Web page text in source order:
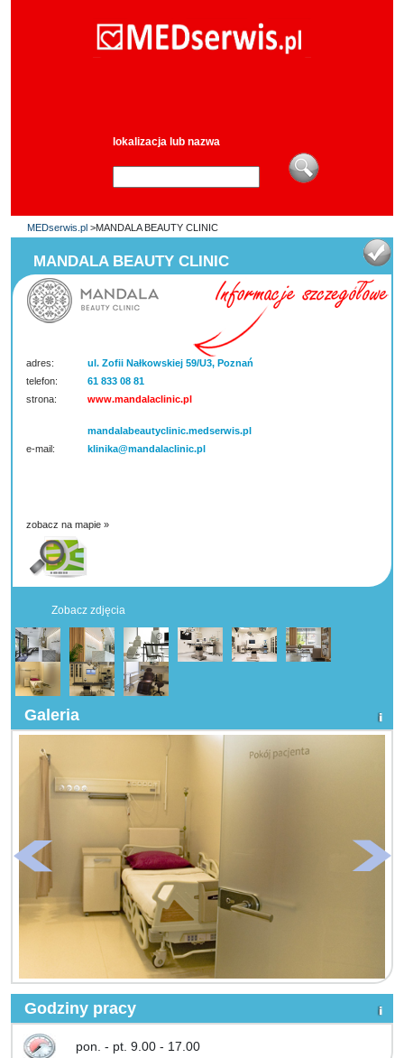
lokalizacja lub nazwa
MEDserwis.pl >MANDALA BEAUTY CLINIC
MANDALA BEAUTY CLINIC
adres:
ul. Zofii Nałkowskiej 59/U3, Poznań
telefon:
61 833 08 81
strona:
www.mandalaclinic.pl
mandalabeautyclinic.medserwis.pl
e-mail:
klinika@mandalaclinic.pl
zobacz na mapie »
Zobacz zdjęcia
Galeria
Godziny pracy
pon. - pt. 9.00 - 17.00